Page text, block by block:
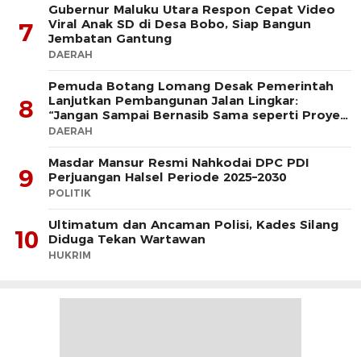
7
Gubernur Maluku Utara Respon Cepat Video
Viral Anak SD di Desa Bobo, Siap Bangun
Jembatan Gantung
DAERAH
8
Pemuda Botang Lomang Desak Pemerintah
Lanjutkan Pembangunan Jalan Lingkar:
“Jangan Sampai Bernasib Sama seperti Proyek
PLTD
DAERAH
9
Masdar Mansur Resmi Nahkodai DPC PDI
Perjuangan Halsel Periode 2025–2030
POLITIK
10
Ultimatum dan Ancaman Polisi, Kades Silang
Diduga Tekan Wartawan
HUKRIM